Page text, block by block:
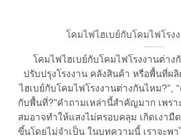
โคมไฟไฮเบย์กับโคมไฟโรง
โคมไฟไฮเบย์กับโคมไฟโรงงานต่า
ปรับปรุงโรงงาน คลังสินค้า หรือพื้นที่ผ
ไฮเบย์กับโคมไฟโรงงานต่างกันไหม?”,
กับพื้นที่?”คำถามเหล่านี้สำคัญมาก เพรา
สมอาจทำให้แสงไม่ครอบคลุม เกิดเงามื
ขึ้นโดยไม่จำเป็น ในบทความนี้ เราจะพ